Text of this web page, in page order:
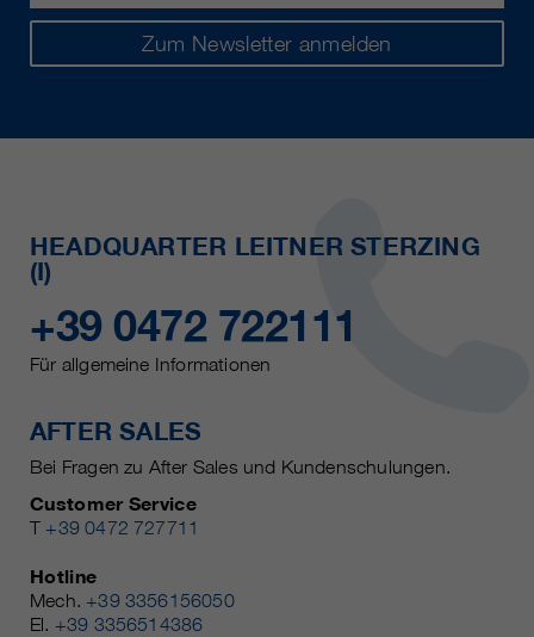
Zum Newsletter anmelden
HEADQUARTER LEITNER STERZING
(I)
+39 0472 722111
Für allgemeine Informationen
AFTER SALES
Bei Fragen zu After Sales und Kundenschulungen.
Customer Service
T +39 0472 727711
Hotline
Mech. +39 3356156050
El. +39 3356514386